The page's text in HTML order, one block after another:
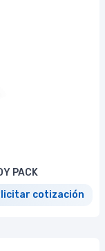
PACK
cotización